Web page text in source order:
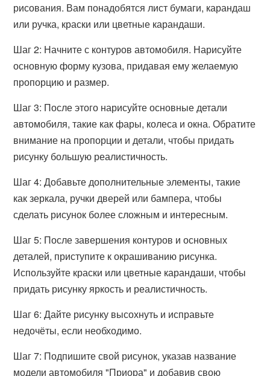
рисования. Вам понадобятся лист бумаги, карандаш
или ручка, краски или цветные карандаши.
Шаг 2: Начните с контуров автомобиля. Нарисуйте
основную форму кузова, придавая ему желаемую
пропорцию и размер.
Шаг 3: После этого нарисуйте основные детали
автомобиля, такие как фары, колеса и окна. Обратите
внимание на пропорции и детали, чтобы придать
рисунку большую реалистичность.
Шаг 4: Добавьте дополнительные элементы, такие
как зеркала, ручки дверей или бампера, чтобы
сделать рисунок более сложным и интересным.
Шаг 5: После завершения контуров и основных
деталей, приступите к окрашиванию рисунка.
Используйте краски или цветные карандаши, чтобы
придать рисунку яркость и реалистичность.
Шаг 6: Дайте рисунку высохнуть и исправьте
недочёты, если необходимо.
Шаг 7: Подпишите свой рисунок, указав название
модели автомобиля "Приора" и добавив свою